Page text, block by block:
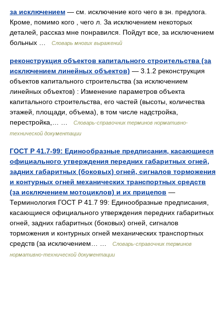
за исключением — см. исключение кого чего в зн. предлога.
Кроме, помимо кого , чего л. За исключением некоторых
деталей, рассказ мне понравился. Пойдут все, за исключением
больных …
Словарь многих выражений
реконструкция объектов капитального строительства (за
исключением линейных объектов) — 3.1.2 реконструкция
объектов капитального строительства (за исключением
линейных объектов) : Изменение параметров объекта
капитального строительства, его частей (высоты, количества
этажей, площади, объема), в том числе надстройка,
перестройка,… …
Словарь-справочник терминов нормативно-
технической документации
ГОСТ Р 41.7-99: Единообразные предписания, касающиеся
официального утверждения передних габаритных огней,
задних габаритных (боковых) огней, сигналов торможения
и контурных огней механических транспортных средств
(за исключением мотоциклов) и их прицепов —
Терминология ГОСТ Р 41.7 99: Единообразные предписания,
касающиеся официального утверждения передних габаритных
огней, задних габаритных (боковых) огней, сигналов
торможения и контурных огней механических транспортных
средств (за исключением… …
Словарь-справочник терминов
нормативно-технической документации